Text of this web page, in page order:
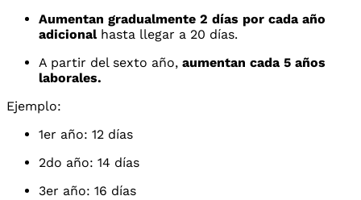
Aumentan gradualmente 2 días por cada año
adicional hasta llegar a 20 días.
A partir del sexto año, aumentan cada 5 años
laborales.
Ejemplo:
1er año: 12 días
2do año: 14 días
3er año: 16 días